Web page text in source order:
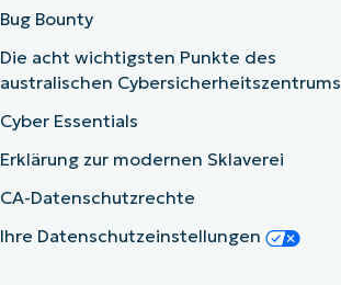
Bug Bounty
Die acht wichtigsten Punkte des
australischen Cybersicherheitszentrums
Cyber Essentials
Erklärung zur modernen Sklaverei
CA-Datenschutzrechte
Ihre Datenschutzeinstellungen